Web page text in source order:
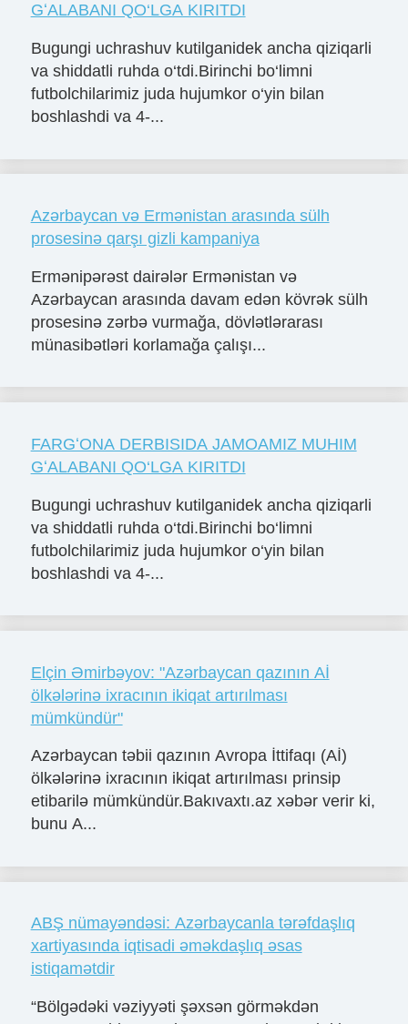
GʻALABANI QO‘LGA KIRITDI
Bugungi uchrashuv kutilganidek ancha qiziqarli
va shiddatli ruhda o‘tdi.Birinchi bo‘limni
futbolchilarimiz juda hujumkor o‘yin bilan
boshlashdi va 4-...
Azərbaycan və Ermənistan arasında sülh
prosesinə qarşı gizli kampaniya
Ermənipərəst dairələr Ermənistan və
Azərbaycan arasında davam edən kövrək sülh
prosesinə zərbə vurmağa, dövlətlərarası
münasibətləri korlamağa çalışı...
FARGʻONA DERBISIDA JAMOAMIZ MUHIM
GʻALABANI QO‘LGA KIRITDI
Bugungi uchrashuv kutilganidek ancha qiziqarli
va shiddatli ruhda o‘tdi.Birinchi bo‘limni
futbolchilarimiz juda hujumkor o‘yin bilan
boshlashdi va 4-...
Elçin Əmirbəyov: "Azərbaycan qazının Aİ
ölkələrinə ixracının ikiqat artırılması
mümkündür"
Azərbaycan təbii qazının Avropa İttifaqı (Aİ)
ölkələrinə ixracının ikiqat artırılması prinsip
etibarilə mümkündür.Bakıvaxtı.az xəbər verir ki,
bunu A...
ABŞ nümayəndəsi: Azərbaycanla tərəfdaşlıq
xartiyasında iqtisadi əməkdaşlıq əsas
istiqamətdir
“Bölgədəki vəziyyəti şəxsən görməkdən